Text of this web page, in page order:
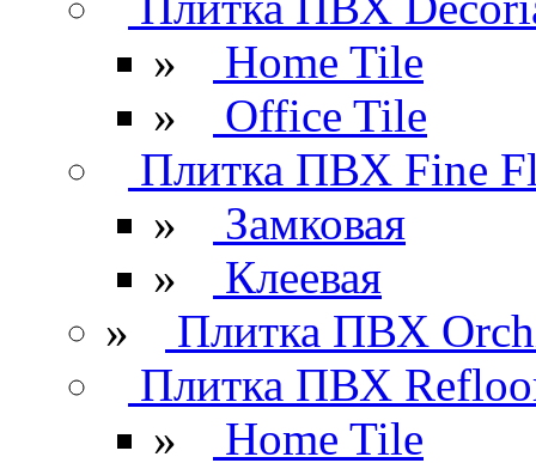
»
Home Tile
»
Office Tile
Плитка ПВХ Fine
»
Замковая
»
Клеевая
»
Плитка ПВХ
Плитка ПВХ
»
Home Tile